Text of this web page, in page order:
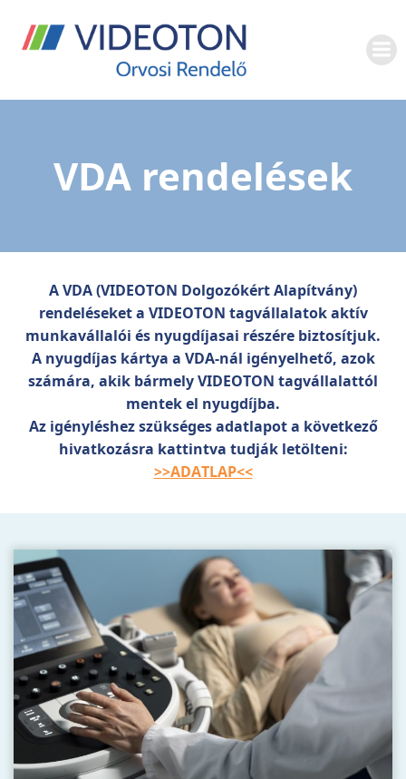
to
content
VDA rendelések
A VDA (VIDEOTON Dolgozókért Alapítvány)
rendeléseket a VIDEOTON tagvállalatok aktív
munkavállalói és nyugdíjasai részére biztosítjuk.
A nyugdíjas kártya a VDA-nál igényelhető, azok
számára, akik bármely VIDEOTON tagvállalattól
mentek el nyugdíjba.
Az igényléshez szükséges adatlapot a következő
hivatkozásra kattintva tudják letölteni:
>>ADATLAP<<